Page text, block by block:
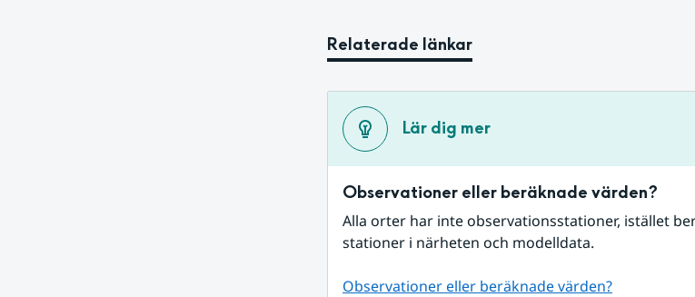
Relaterade länkar
Lär dig mer
Observationer eller beräknade värden?
Alla orter har inte observationsstationer, istället
stationer i närheten och modelldata.
Observationer eller beräknade värden?